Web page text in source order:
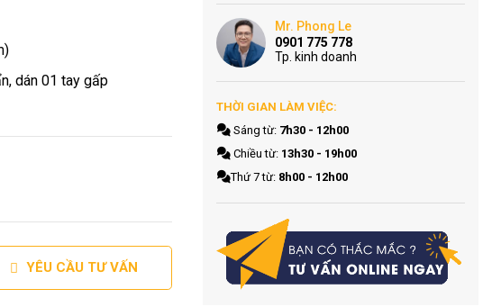
dán 01 tay gấp
YÊU CẦU TƯ VẤN
Mr. Phong Le
0901 775 778
Tp. kinh doanh
THỜI GIAN LÀM VIỆC:
Sáng từ: 7h30 - 12h00
Chiều từ: 13h30 - 19h00
Thứ 7 từ: 8h00 - 12h00